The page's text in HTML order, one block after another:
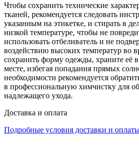
Чтобы сохранить технические
тканей, рекомендуется следовать
указанным на этикетке, и стирать в
низкой температуре, чтобы не
использовать отбеливатель и не
воздействию высоких температур во
сохранить форму одежды, храните её
месте, избегая попадания прямых
необходимости рекомендуется
в профессиональную химчистку для
надлежащего ухода.
Доставка и оплата
Подробные условия доставки и